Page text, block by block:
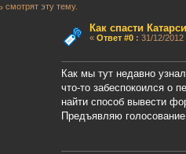
смотрят эту тему.
Как спасти
« Ответ #0: 31/12/2012
Как мы тут недавно
что-то забеспокоился о
найти способ вывести
Предъявляю